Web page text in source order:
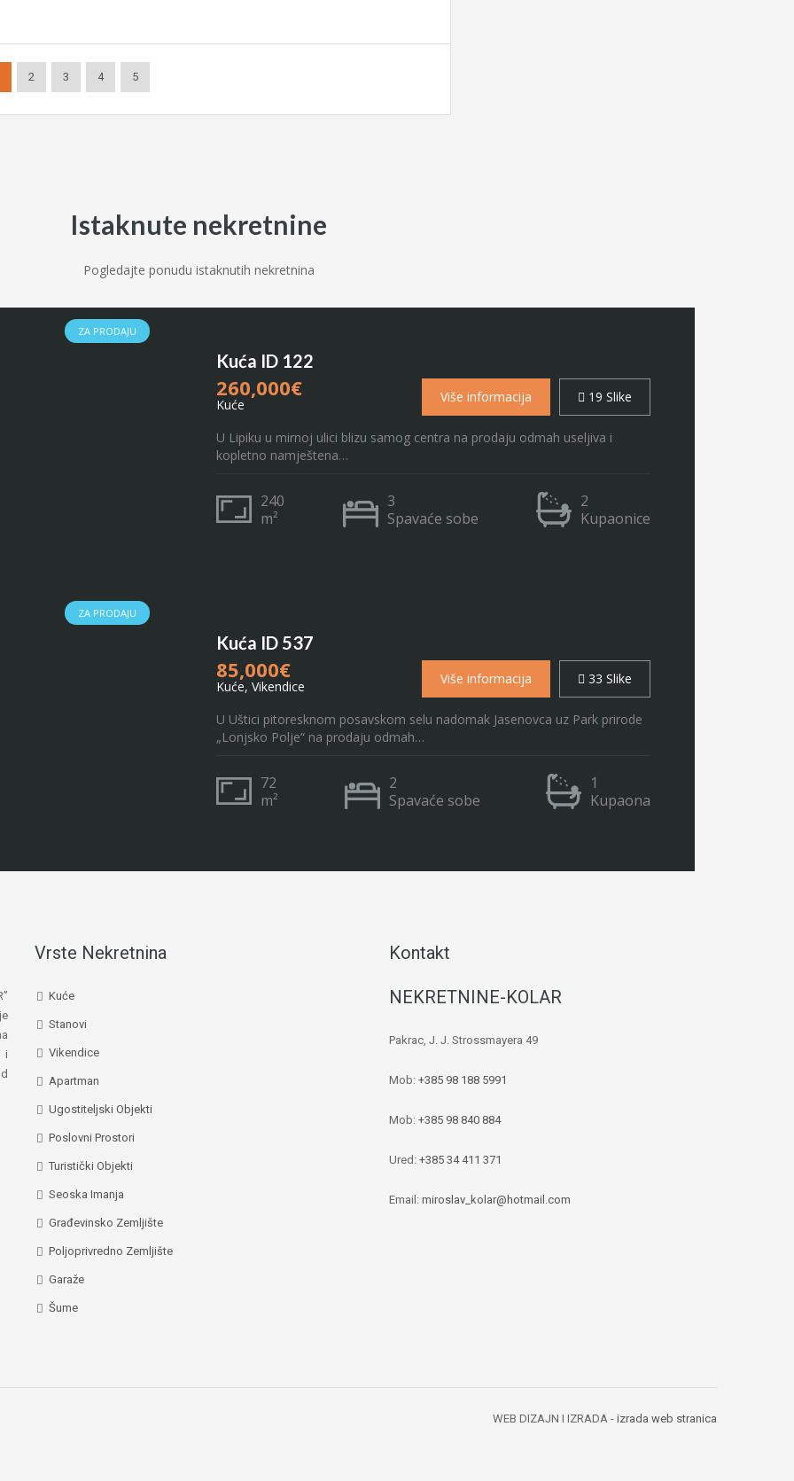
2 3 4 5
Istaknute nekretnine
Pogledajte ponudu istaknutih nekretnina
ZA PRODAJU
Kuća ID 122
260,000€
Kuće Više informacija 19 Slike
U Lipiku u mirnoj ulici blizu samog centra na prodaju odmah useljiva i
kopletno namještena…
240
m²
3
Spavaće sobe
2
Kupaonice
ZA PRODAJU
Kuća ID 537
85,000€
Kuće, Vikendice Više informacija 33 Slike
U Uštici pitoresknom posavskom selu nadomak Jasenovca uz Park prirode
„Lonjsko Polje“ na prodaju odmah…
72
m²
2
Spavaće sobe
1
Kupaona
i
Vrste Nekretnina
Kuće
Stanovi
Vikendice
Apartman
Ugostiteljski Objekti
Poslovni Prostori
Turistički Objekti
Seoska Imanja
Građevinsko Zemljište
Poljoprivredno Zemljište
Garaže
Šume
Kontakt
NEKRETNINE-KOLAR
Pakrac, J. J. Strossmayera 49
Mob: +385 98 188 5991
Mob: +385 98 840 884
Ured: +385 34 411 371
Email: miroslav_kolar@hotmail.com
WEB DIZAJN I IZRADA - izrada web stranica